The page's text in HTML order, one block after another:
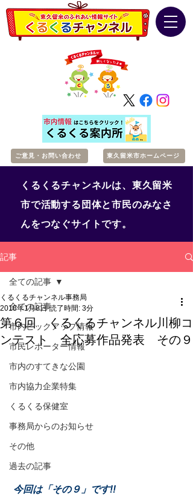
ご意見・お問い合わせ 東久留米市ホームページ
くるくるチャンネルは、東久留米
市で活動する団体と市民のみなさ
んをつなぐサイトです。
記事
全ての記事
市内ピックアップ情報
市民レポーター情報
市内のすてきな公園
市内協力企業特集
くるくる保健室
事務局からのお知らせ
その他
過去の記事
全ての記事
第６回 くるくるチャンネル川柳コ
ンテスト 全応募作品発表 その９
くるくるチャンネル事務局
2018年1月8日 読了時間: 3分
今回は「その９」です!!